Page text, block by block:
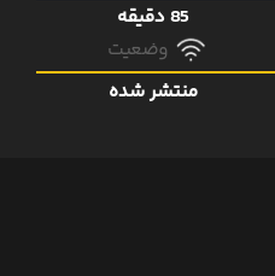
85 دقیقه
وضعیت
منتشر شده